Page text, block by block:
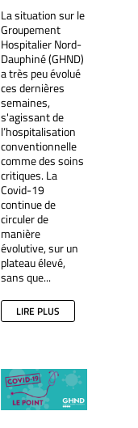
La situation sur le
Groupement
Hospitalier Nord-
Dauphiné (GHND)
a très peu évolué
ces dernières
semaines,
s'agissant de
l’hospitalisation
conventionnelle
comme des soins
critiques. La
Covid-19
continue de
circuler de
manière
évolutive, sur un
plateau élevé,
sans que...
LIRE PLUS